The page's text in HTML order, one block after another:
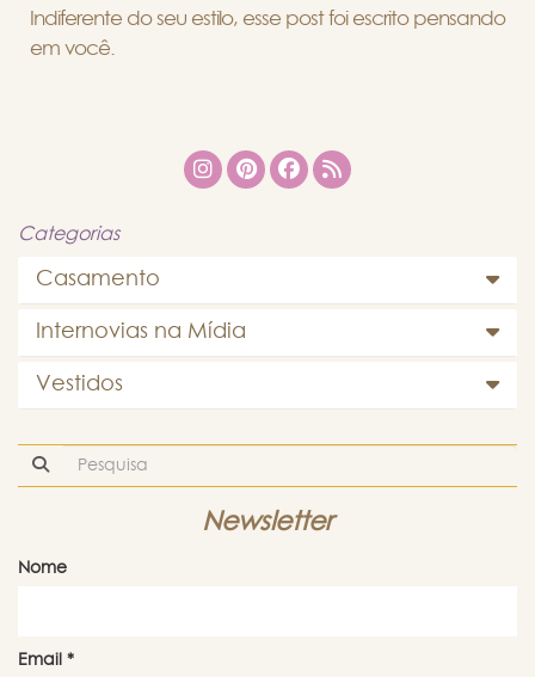
Indiferente do seu estilo, esse post foi escrito pensando
em você.
Categorias
Casamento
Internovias na Mídia
Vestidos
Newsletter
Nome
Email *